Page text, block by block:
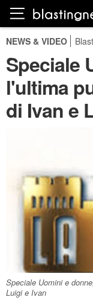
NEWS & VIDEO
Speciale
l'ultima
di Ivan e
Speciale Uomini e
Luigi e Ivan